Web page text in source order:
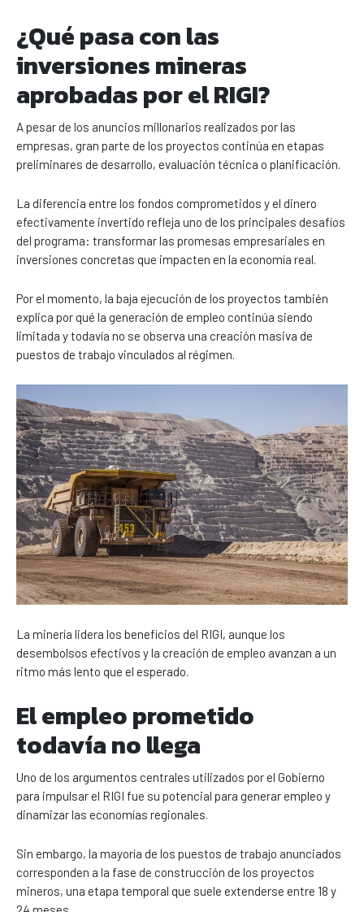
¿Qué pasa con las
inversiones mineras
aprobadas por el RIGI?
A pesar de los anuncios millonarios realizados por las
empresas, gran parte de los proyectos continúa en etapas
preliminares de desarrollo, evaluación técnica o planificación.
La diferencia entre los fondos comprometidos y el dinero
efectivamente invertido refleja uno de los principales desafíos
del programa: transformar las promesas empresariales en
inversiones concretas que impacten en la economía real.
Por el momento, la baja ejecución de los proyectos también
explica por qué la generación de empleo continúa siendo
limitada y todavía no se observa una creación masiva de
puestos de trabajo vinculados al régimen.
La minería lidera los beneficios del RIGI, aunque los
desembolsos efectivos y la creación de empleo avanzan a un
ritmo más lento que el esperado.
El empleo prometido
todavía no llega
Uno de los argumentos centrales utilizados por el Gobierno
para impulsar el RIGI fue su potencial para generar empleo y
dinamizar las economías regionales.
Sin embargo, la mayoría de los puestos de trabajo anunciados
corresponden a la fase de construcción de los proyectos
mineros, una etapa temporal que suele extenderse entre 18 y